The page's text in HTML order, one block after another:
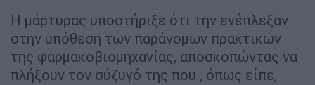
Η μάρτυρας υποστήριξε ότι την ενέπλεξαν
στην υπόθεση των παράνομων πρακτικών
της φαρμακοβιομηχανίας, αποσκοπώντας να
πλήξουν τον σύζυγό της που , όπως είπε,